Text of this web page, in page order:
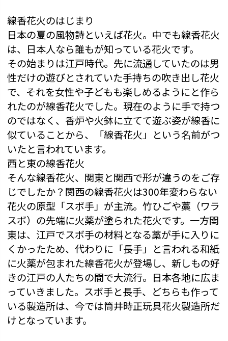
線香花火のはじまり
日本の夏の風物詩といえば花火。中でも線香花火
は、日本人なら誰もが知っている花火です。
その始まりは江戸時代。先に流通していたのは男
性だけの遊びとされていた手持ちの吹き出し花火
で、それを女性や子どもも楽しめるようにと作ら
れたのが線香花火でした。現在のように手で持つ
のではなく、香炉や火鉢に立てて遊ぶ姿が線香に
似ていることから、「線香花火」という名前がつ
いたと言われています。
西と東の線香花火
そんな線香花火、関東と関西で形が違うのをご存
じでしたか？関西の線香花火は300年変わらない
花火の原型「スボ手」が主流。竹ひごや藁（ワラ
スボ）の先端に火薬が塗られた花火です。一方関
東は、江戸でスボ手の材料となる藁が手に入りに
くかったため、代わりに「長手」と言われる和紙
に火薬が包まれた線香花火が登場し、新しもの好
きの江戸の人たちの間で大流行。日本各地に広ま
っていきました。スボ手と長手、どちらも作って
いる製造所は、今では筒井時正玩具花火製造所だ
けとなっています。